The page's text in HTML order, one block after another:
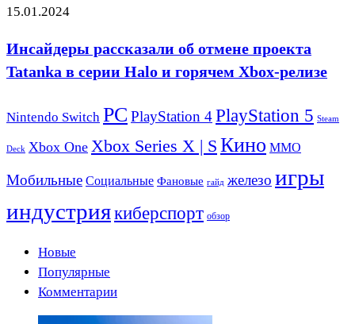
15.01.2024
Инсайдеры рассказали об отмене проекта
Tatanka в серии Halo и горячем Xbox-релизе
Nintendo Switch PC PlayStation 4PlayStation 5 Steam
Deck Xbox One Xbox Series X | S Кино ММО
Мобильные Социальные Фановые гайд железо игры
индустриякиберспорт обзор
Новые
Популярные
Комментарии